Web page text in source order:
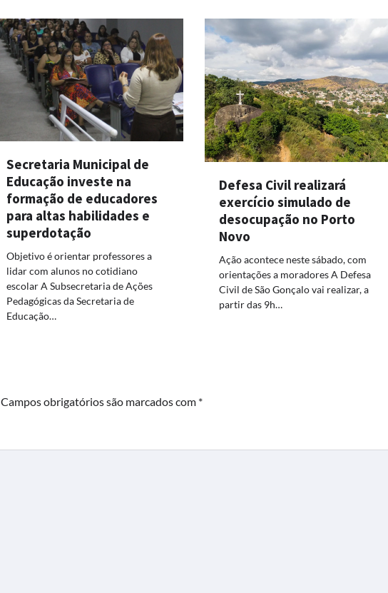
Secretaria Municipal de
Educação investe na
formação de educadores
para altas habilidades e
superdotação
Objetivo é orientar professores a
lidar com alunos no cotidiano
escolar A Subsecretaria de Ações
Pedagógicas da Secretaria de
Educação…
Defesa Civil realizará
exercício simulado de
desocupação no Porto
Novo
Ação acontece neste sábado, com
orientações a moradores A Defesa
Civil de São Gonçalo vai realizar, a
partir das 9h…
Campos obrigatórios são marcados com *